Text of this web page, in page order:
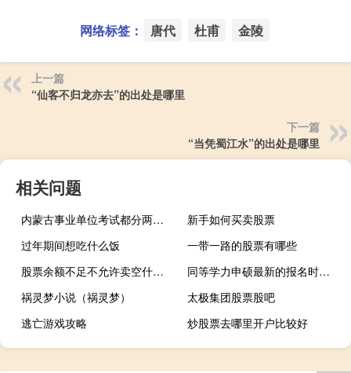
网络标签： 唐代 杜甫 金陵
上一篇
“仙客不归龙亦去”的出处是哪里
下一篇
“当凭蜀江水”的出处是哪里
相关问题
内蒙古事业单位考试都分两场吗
新手如何买卖股票
过年期间想吃什么饭
一带一路的股票有哪些
股票余额不足不允许卖空什么意思
同等学力申硕最新的报名时间定在了什么时候
祸灵梦小说（祸灵梦）
太极集团股票股吧
逃亡游戏攻略
炒股票去哪里开户比较好